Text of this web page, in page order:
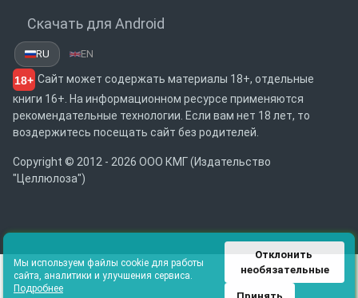
Скачать для Android
RU EN
18+ Сайт может содержать материалы 18+, отдельные
книги 16+. На информационном ресурсе применяются
рекомендательные технологии. Если вам нет 18 лет, то
воздержитесь посещать сайт без родителей.
Copyright © 2012 - 2026 ООО КМГ (Издательство
"Целлюлоза")
Мы используем файлы cookie для работы
сайта, аналитики и улучшения сервиса.
Подробнее
Отклонить
необязательные